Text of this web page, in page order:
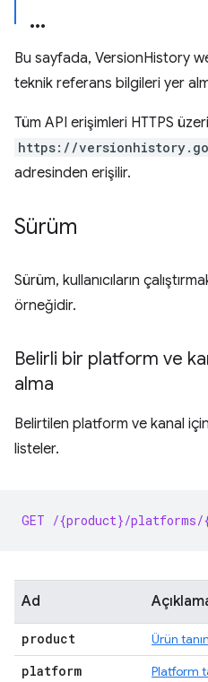
Bu sayfada, VersionHistory
teknik referans bilgileri yer
Tüm API erişimleri HTTPS
https://
adresinden erişilir.
Sürüm
Sürüm, kullanıcıların
örneğidir.
Belirli bir platform ve
alma
Belirtilen platform ve kanal
listeler.
GET /{product}/
Ad
product Ürün
platform Platform